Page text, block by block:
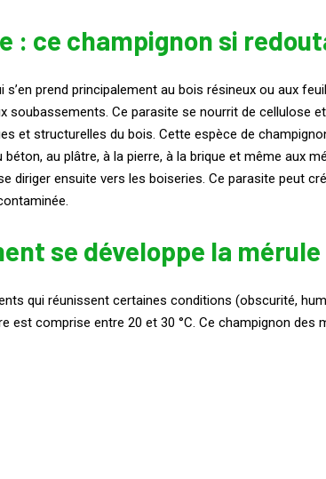
: ce champignon si
prend principalement au bois résineux ou aux
soubassements. Ce parasite se nourrit de cellulose
et structurelles du bois. Cette espèce de
au plâtre, à la pierre, à la brique et même aux
diriger ensuite vers les boiseries. Ce parasite peut
se développe la mérule
qui réunissent certaines conditions (obscurité,
comprise entre 20 et 30 °C. Ce champignon des